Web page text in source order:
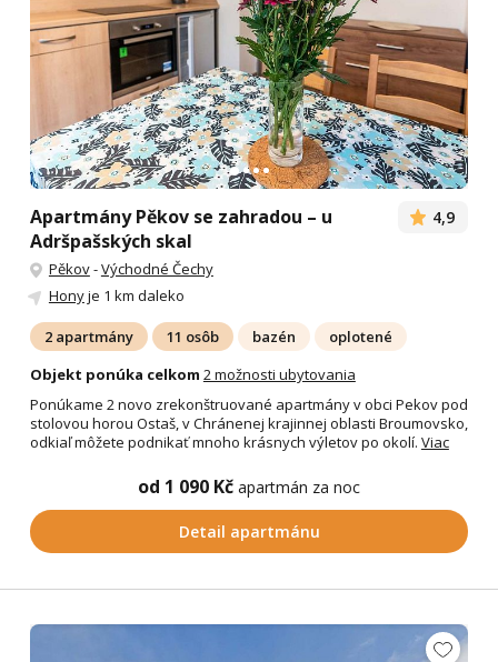
Apartmány Pěkov se zahradou – u
Adršpašských skal
4,9
Pěkov-Východné Čechy
Honyje 1 km daleko
2 apartmány 11 osôb bazén
oplotené
Objekt ponúka celkom 2 možnosti ubytovania
Ponúkame 2 novo zrekonštruované apartmány v obci Pekov pod
stolovou horou Ostaš, v Chránenej krajinnej oblasti Broumovsko,
odkiaľ môžete podnikať mnoho krásnych výletov po okolí. Viac
od 1 090 Kč apartmán za noc
Detail apartmánu